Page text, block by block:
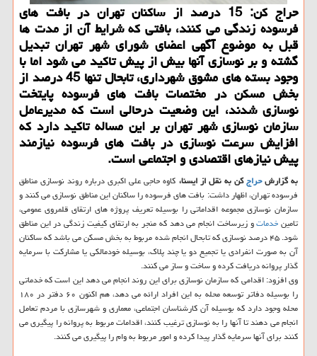
حراج كن: 15 درصد از ساكنان تهران در بافت های
فرسوده زندگی می كنند، بافتی كه شرایط آن از مدت ها
قبل به موضوع آگهی اعضای شورای شهر تهران تبدیل
گشته و بر نوسازی آنها بیش از پیش تاكید می شود اما با
وجود بسته های مشوق شهرداری، تابحال تنها 45 درصد از
بخش مسكن در مختصات بافت های فرسوده پایتخت
نوسازی شدند، این وضعیت درحالی است كه مدیرعامل
سازمان نوسازی شهر تهران بر این مساله تاكید دارد كه
افزایش سرعت نوسازی در بافت های فرسوده نیازمند
پیش نیازهای اقتصادی و اجتماعی است.
به گزارشحراجکن به نقل از ایسنا، کاوه حاجی علی اکبری درباره روند نوسازی مناطق
فرسوده تهران، اظهار داشت: بافت های فرسوده را ساکنان این مناطق نوسازی می کنند و
سازمان نوسازی مجموعه اقداماتی را بوسیله تعریف پروژه های ارتقای قلمروی عمومی،
تامینخدماتو زیرساخت انجام می دهد که منجر به ارتقای کیفیت زندگی در این مناطق
شود. ۴۵ درصد نوسازی که تابحال انجام شده مربوط به بخش مسکن می باشد که ساکنان
آن به صورت انفرادی یا تجمیع دو یا چند پلاک، بوسیله خودمالکی یا مشارکت با سرمایه
گذار پروانه دریافت کرده و ساخت و ساز می کنند.
وی افزود: اقدامی که سازمان نوسازی برای این روند انجام می دهد این است که خدماتی
را بوسیله دفاتر توسعه محله به این افراد ارائه می دهد، هم اکنون ۶۰ دفتر در ۱۸۰
محله وجود دارد که بوسیله آن کارشناسان اجتماعی، معماری و شهرسازی با مردم تعامل
انجام می دهند تا آنها را به نوسازی ترغیب کنند، اقدامات مربوط به پروانه را پیگیری می
کنند برای آنها سرمایه گذار پیدا کرده و امور مربوط به وام را پیگیری می کنند.